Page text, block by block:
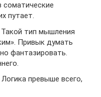
соматические
путает.
тип мышления
Привык думать
фантазировать.
превыше всего,